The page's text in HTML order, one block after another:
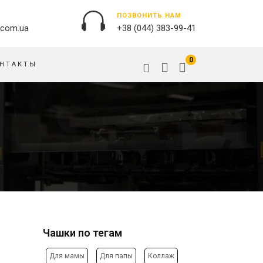
ПОЗВОНИТЬ НАМ
+38 (044) 383-99-41
ПОДУШКИ
ПОСТЕРЫ, ПЛАКАТЫ,
0
Чашки по тегам
Для мамы Для папы Коллаж